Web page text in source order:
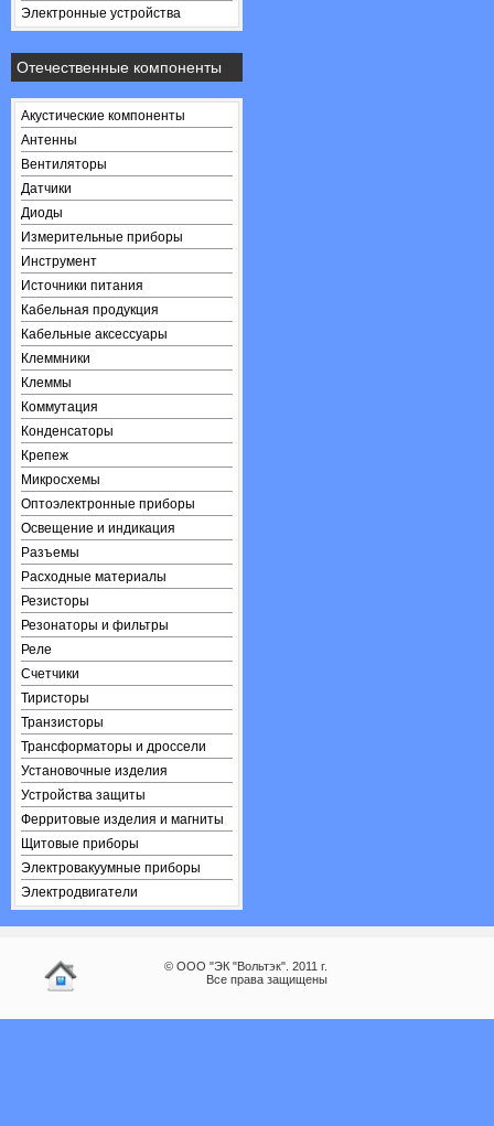
Электронные устройства
Отечественные компоненты
Акустические компоненты
Антенны
Вентиляторы
Датчики
Диоды
Измерительные приборы
Инструмент
Источники питания
Кабельная продукция
Кабельные аксессуары
Клеммники
Клеммы
Коммутация
Конденсаторы
Крепеж
Микросхемы
Оптоэлектронные приборы
Освещение и индикация
Разъемы
Расходные материалы
Резисторы
Резонаторы и фильтры
Реле
Счетчики
Тиристоры
Транзисторы
Трансформаторы и дроссели
Установочные изделия
Устройства защиты
Ферритовые изделия и магниты
Щитовые приборы
Электровакуумные приборы
Электродвигатели
© ООО "ЭК "Вольтэк". 2011 г.
Все права защищены